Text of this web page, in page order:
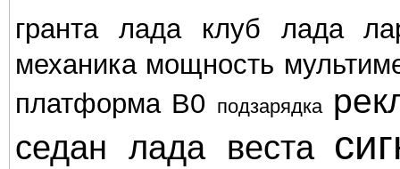
гранта лада клуб
лада
механика мощность
платформа В0
подзарядка
седан лада веста